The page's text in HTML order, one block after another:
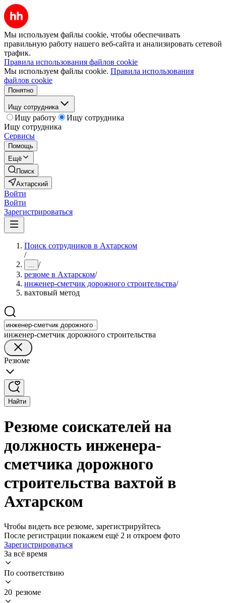
Мы используем файлы cookie, чтобы обеспечивать
правильную работу нашего веб-сайта и анализировать сетевой
трафик.
Правила использования файлов cookie
Мы используем файлы cookie. Правила использования
файлов cookie
Понятно
Ищу сотрудника
Ищу работу
Ищу сотрудника
Ищу сотрудника
Сервисы
Помощь
Ещё
Поиск
Ахтарский
Войти
Войти
Зарегистрироваться
Поиск сотрудников в Ахтарском
/
... /
резюме в Ахтарском/
инженер-сметчик дорожного строительства/
вахтовый метод
инженер-сметчик дорожного строительства
Резюме
Найти
Резюме соискателей на
должность инженера-
сметчика дорожного
строительства вахтой в
Ахтарском
Чтобы видеть все резюме, зарегистрируйтесь
После регистрации покажем ещё 2 и откроем фото
Зарегистрироваться
За всё время
По соответствию
20 резюме